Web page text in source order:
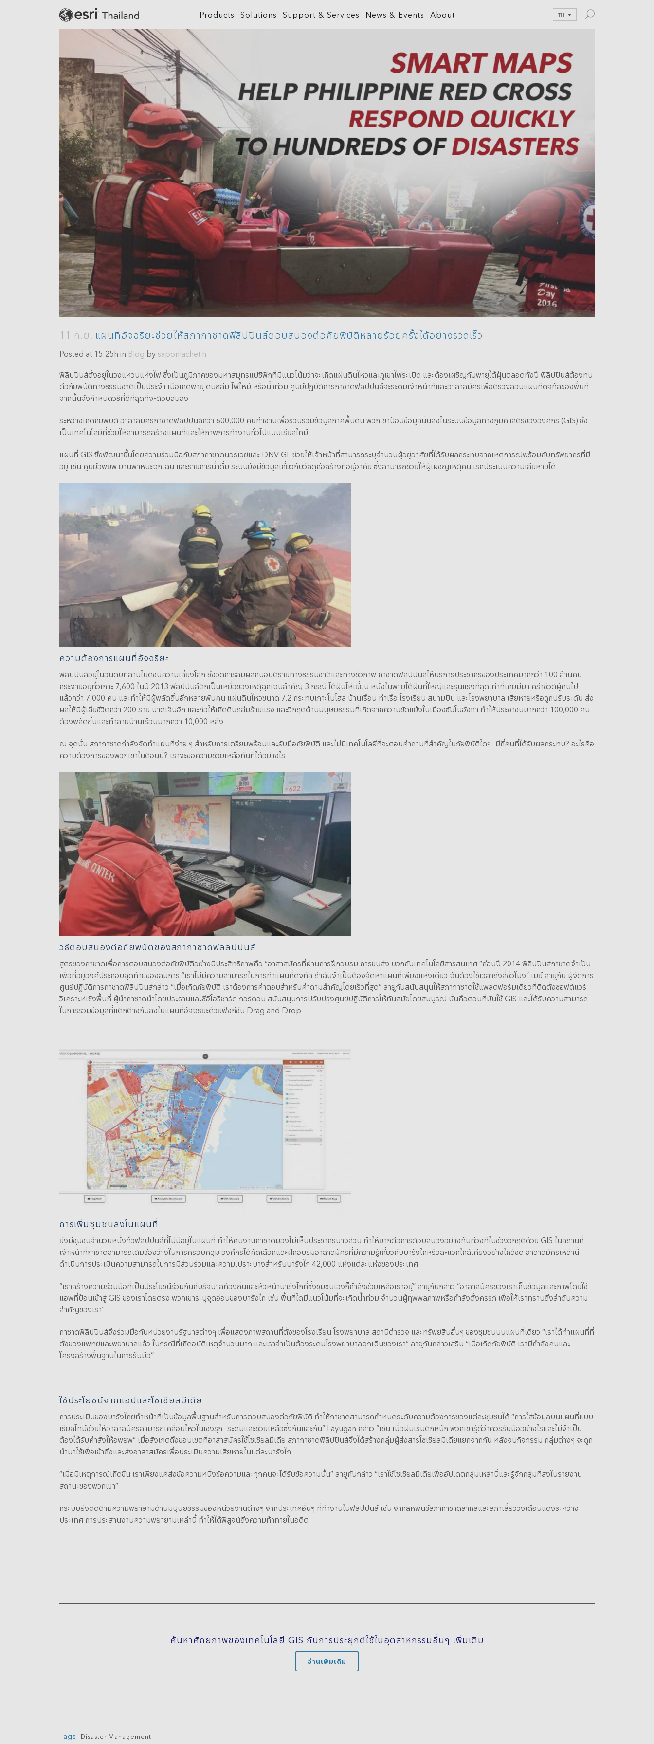
TH
Products
Digital Twin
Location Intelligence
GeoAI
Cloud GIS
Mapping
Field Operations
Spatial & Data Science
Imagery and Remote Sensing
Real-Time Visualization &
Analytics
3D Visualization & Analytics
Data Management
What is GIS?
About ArcGIS
ArcGIS Online
ArcGIS Pro
ArcGIS Enterprise
ArcGIS Location Platform
ArcGIS Apps
ArcGIS Reality
ArcGIS Business Analyst
ArcGIS Hub
ArcGIS Urban
ArcGIS Indoors
Solutions
Agriculture
Architecture, Engineering &
Construction
Banking
Climate Action
Defense
Education
Electric
Health and Human Services
Natural Resources
Public Safety
Real Estate
Retail
Smart City
Transportation
Telecommunications
Support & Services News & Events About
11 ก.ย. แผนที่อัจฉริยะช่วยให้สภากาชาดฟิลิปปินส์ตอบสนองต่อภัยพิบัติหลายร้อยครั้งได้อย่างรวดเร็ว
Posted at 15:25h in Blog by saponlachet.h
ฟิลิปปินส์ตั้งอยู่ในวงแหวนแห่งไฟ ซึ่งเป็นภูมิภาคของมหาสมุทรแปซิฟิกที่มีแนวโน้มว่าจะเกิดแผ่นดินไหวและภูเขาไฟระเบิด และต้องเผชิญกับพายุไต้ฝุ่นตลอดทั้งปี ฟิลิปปินส์ต้องทน
ต่อภัยพิบัติทางธรรมชาติเป็นประจำ เมื่อเกิดพายุ ดินถล่ม ไฟไหม้ หรือน้ำท่วม ศูนย์ปฏิบัติการกาชาดฟิลิปปินส์จะระดมเจ้าหน้าที่และอาสาสมัครเพื่อตรวจสอบแผนที่ดิจิทัลของพื้นที่
จากนั้นจึงกำหนดวิธีที่ดีที่สุดที่จะตอบสนอง
ระหว่างเกิดภัยพิบัติ อาสาสมัครกาชาดฟิลิปปินส์กว่า 600,000 คนทำงานเพื่อรวบรวมข้อมูลภาคพื้นดิน พวกเขาป้อนข้อมูลนั้นลงในระบบข้อมูลทางภูมิศาสตร์ขององค์กร (GIS) ซึ่ง
เป็นเทคโนโลยีที่ช่วยให้สามารถสร้างแผนที่และให้ภาพการทำงานทั่วไปแบบเรียลไทม์
แผนที่ GIS ซึ่งพัฒนาขึ้นโดยความร่วมมือกับสภากาชาดนอร์เวย์และ DNV GL ช่วยให้เจ้าหน้าที่สามารถระบุจำนวนผู้อยู่อาศัยที่ได้รับผลกระทบจากเหตุการณ์พร้อมกับทรัพยากรที่มี
อยู่ เช่น ศูนย์อพยพ ยานพาหนะฉุกเฉิน และรายการน้ำดื่ม ระบบยังมีข้อมูลเกี่ยวกับวัสดุก่อสร้างที่อยู่อาศัย ซึ่งสามารถช่วยให้ผู้เผชิญเหตุคนแรกประเมินความเสียหายได้
ความต้องการแผนที่อัจฉริยะ
ฟิลิปปินส์อยู่ในอันดับที่สามในดัชนีความเสี่ยงโลก ซึ่งวัดการสัมผัสกับอันตรายทางธรรมชาติและทางชีวภาพ กาชาดฟิลิปปินส์ให้บริการประชากรของประเทศมากกว่า 100 ล้านคน
กระจายอยู่ทั่วเกาะ 7,600 ในปี 2013 ฟิลิปปินส์ตกเป็นเหยื่อของเหตุฉุกเฉินสำคัญ 3 กรณี ไต้ฝุ่นไห่เยี่ยน หนึ่งในพายุไต้ฝุ่นที่ใหญ่และรุนแรงที่สุดเท่าที่เคยมีมา คร่าชีวิตผู้คนไป
แล้วกว่า 7,000 คน และทำให้มีผู้พลัดถิ่นอีกหลายพันคน แผ่นดินไหวขนาด 7.2 กระทบเกาะโบโฮล บ้านเรือน ท่าเรือ โรงเรียน สนามบิน และโรงพยาบาล เสียหายหรือถูกปรับระดับ ส่ง
ผลให้มีผู้เสียชีวิตกว่า 200 ราย บาดเจ็บอีก และก่อให้เกิดดินถล่มร้ายแรง และวิกฤตด้านมนุษยธรรมที่เกิดจากความขัดแย้งในเมืองซัมโบอังกา ทำให้ประชาชนมากกว่า 100,000 คน
ต้องพลัดถิ่นและทำลายบ้านเรือนมากกว่า 10,000 หลัง
ณ จุดนั้น สภากาชาดกำลังจัดทำแผนที่ง่าย ๆ สำหรับการเตรียมพร้อมและรับมือภัยพิบัติ และไม่มีเทคโนโลยีที่จะตอบคำถามที่สำคัญในภัยพิบัติใดๆ: มีกี่คนที่ได้รับผลกระทบ? อะไรคือ
ความต้องการของพวกเขาในตอนนี้? เราจะขอความช่วยเหลือทันทีได้อย่างไร
วิธีตอบสนองต่อภัยพิบัติของสภากาชาดฟิลลิปปินส์
สูตรของกาชาดเพื่อการตอบสนองต่อภัยพิบัติอย่างมีประสิทธิภาพคือ “อาสาสมัครที่ผ่านการฝึกอบรม การขนส่ง บวกกับเทคโนโลยีสารสนเทศ ”ก่อนปี 2014 ฟิลิปปินส์กาชาดจำเป็น
เพื่อที่อยู่องค์ประกอบสุดท้ายของสมการ “เราไม่มีความสามารถในการทำแผนที่ดิจิทัล ถ้าฉันจำเป็นต้องจัดหาแผนที่เพียงแห่งเดียว ฉันต้องใช้เวลาถึงสี่ชั่วโมง” เมย์ ลายูกัน ผู้จัดการ
ศูนย์ปฏิบัติการกาชาดฟิลิปปินส์กล่าว “เมื่อเกิดภัยพิบัติ เราต้องการคำตอบสำหรับคำถามสำคัญโดยเร็วที่สุด” ลายูกันสนับสนุนให้สภากาชาดใช้แพลตฟอร์มเดียวที่ติดตั้งซอฟต์แวร์
วิเคราะห์เชิงพื้นที่ ผู้นำกาชาดนำโดยประธานและซีอีโอริชาร์ด กอร์ดอน สนับสนุนการปรับปรุงศูนย์ปฏิบัติการให้ทันสมัยโดยสมบูรณ์ นั่นคือตอนที่มันใช้ GIS และได้รับความสามารถ
ในการรวมข้อมูลที่แตกต่างกันลงในแผนที่อัจฉริยะด้วยฟังก์ชัน Drag and Drop
การเพิ่มชุมชนลงในแผนที่
ยังมีชุมชนจำนวนหนึ่งทั่วฟิลิปปินส์ที่ไม่มีอยู่ในแผนที่ ทำให้คนงานกาชาดมองไม่เห็นประชากรบางส่วน ทำให้ยากต่อการตอบสนองอย่างทันท่วงทีในช่วงวิกฤตด้วย GIS ในสถานที่
เจ้าหน้าที่กาชาดสามารถเติมช่องว่างในการครอบคลุม องค์กรได้คัดเลือกและฝึกอบรมอาสาสมัครที่มีความรู้เกี่ยวกับบารังไกหรือละแวกใกล้เคียงอย่างใกล้ชิด อาสาสมัครเหล่านี้
ดำเนินการประเมินความสามารถในการมีส่วนร่วมและความเปราะบางสำหรับบารังไก 42,000 แห่งแต่ละแห่งของประเทศ
“เราสร้างความร่วมมือที่เป็นประโยชน์ร่วมกันกับรัฐบาลท้องถิ่นและหัวหน้าบารังไกที่ซึ่งชุมชนเองก็กำลังช่วยเหลือเราอยู่” ลายูกันกล่าว “อาสาสมัครของเราเก็บข้อมูลและภาพโดยใช้
แอพที่ป้อนเข้าสู่ GIS ของเราโดยตรง พวกเขาระบุจุดอ่อนของบารังไก เช่น พื้นที่ใดมีแนวโน้มที่จะเกิดน้ำท่วม จำนวนผู้ทุพพลภาพหรือกำลังตั้งครรภ์ เพื่อให้เราทราบถึงลำดับความ
สำคัญของเรา”
กาชาดฟิลิปปินส์จึงร่วมมือกับหน่วยงานรัฐบาลต่างๆ เพื่อแสดงภาพสถานที่ตั้งของโรงเรียน โรงพยาบาล สถานีตำรวจ และทรัพย์สินอื่นๆ ของชุมชนบนแผนที่เดียว “เราได้ทำแผนที่ที่
ตั้งของแพทย์และพยาบาลแล้ว ในกรณีที่เกิดอุบัติเหตุจำนวนมาก และเราจำเป็นต้องระดมโรงพยาบาลฉุกเฉินของเรา” ลายูกันกล่าวเสริม “เมื่อเกิดภัยพิบัติ เรามีกำลังคนและ
โครงสร้างพื้นฐานในการรับมือ”
ใช้ประโยชน์จากแอปและโซเชียลมีเดีย
การประเมินของบารังไกย์ทำหน้าที่เป็นข้อมูลพื้นฐานสำหรับการตอบสนองต่อภัยพิบัติ ทำให้กาชาดสามารถกำหนดระดับความต้องการของแต่ละชุมชนได้ “การใส่ข้อมูลบนแผนที่แบบ
เรียลไทม์ช่วยให้อาสาสมัครสามารถเคลื่อนไหวในเชิงรุก—ระดมและช่วยเหลือซึ่งกันและกัน” Layugan กล่าว “เช่น เมื่อฝนเริ่มตกหนัก พวกเขารู้ดีว่าควรรับมืออย่างไรและไม่จำเป็น
ต้องได้รับคำสั่งให้อพยพ” เมื่อสังเกตถึงขอบเขตที่อาสาสมัครใช้โซเชียลมีเดีย สภากาชาดฟิลิปปินส์จึงได้สร้างกลุ่มผู้ส่งสารโซเชียลมีเดียแยกจากกัน หลังจบกิจกรรม กลุ่มต่างๆ จะถูก
นำมาใช้เพื่อเข้าถึงและส่งอาสาสมัครเพื่อประเมินความเสียหายในแต่ละบารังไก
“เมื่อมีเหตุการณ์เกิดขึ้น เราเพียงแค่ส่งข้อความหนึ่งข้อความและทุกคนจะได้รับข้อความนั้น” ลายูกันกล่าว “เราใช้โซเชียลมีเดียเพื่ออัปเดตกลุ่มเหล่านี้และรู้จักกลุ่มที่ส่งในรายงาน
สถานะของพวกเขา”
กระบบยังติดตามความพยายามด้านมนุษยธรรมของหน่วยงานต่างๆ จากประเทศอื่นๆ ที่ทำงานในฟิลิปปินส์ เช่น จากสหพันธ์สภากาชาดสากลและสภาเสี้ยววงเดือนแดงระหว่าง
ประเทศ การประสานงานความพยายามเหล่านี้ ทำให้ได้พิสูจน์ถึงความท้าทายในอดีต
ค้นหาศักยภาพของเทคโนโลยี GIS กับการประยุกต์ใช้ในอุตสาหกรรมอื่นๆ เพิ่มเติม
อ่านเพิ่มเติม
Tags: Disaster Management